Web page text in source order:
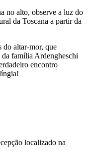
no alto, observe a luz do
da Toscana a partir da
do altar-mor, que
família Ardengheschi
encontro
localizado na